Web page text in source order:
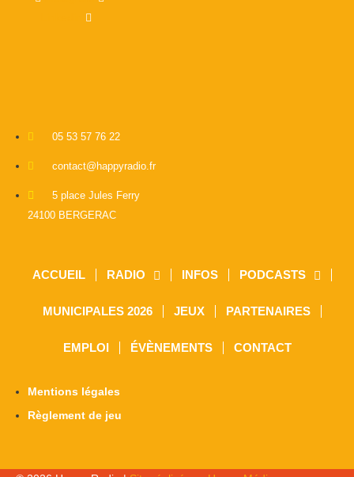
05 53 57 76 22
contact@happyradio.fr
5 place Jules Ferry
24100 BERGERAC
ACCUEIL RADIO INFOS PODCASTS
MUNICIPALES 2026 JEUX PARTENAIRES
EMPLOI ÉVÈNEMENTS CONTACT
Mentions légales
Règlement de jeu